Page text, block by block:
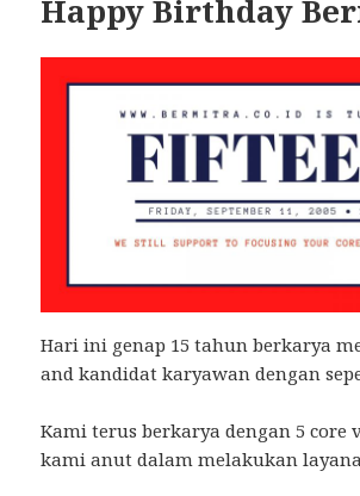
Happy Birthday
Hari ini genap 15 tahun berkarya
and kandidat karyawan dengan
Kami terus berkarya dengan 5 core
kami anut dalam melakukan